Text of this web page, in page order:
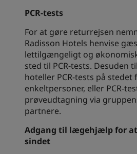
PCR-tests
For at gøre returrejsen
Radisson Hotels henvise
lettilgængeligt og
sted til PCR-tests. Desuden
hoteller PCR-tests på
enkeltpersoner, eller PCR-
prøveudtagning via
partnere.
Adgang til lægehjælp for
sindet